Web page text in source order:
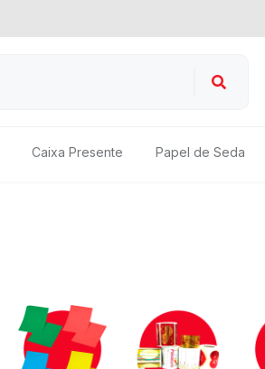
Caixa Presente Papel de Seda